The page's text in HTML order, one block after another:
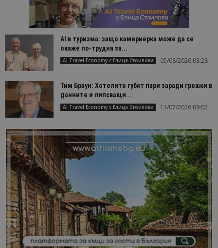
AI в туризма: защо камериерка може да се
окаже по-трудна за...
AI Travel Economy с Елица Стоилова 05/08/2026 08:28
Тим Браун: Хотелите губят пари заради грешки в
данните и липсващи...
AI Travel Economy с Елица Стоилова 13/07/2026 09:02
на
номер
всяка
използва
сесии и
кампании
отчетите
анализ на
сайтовете.